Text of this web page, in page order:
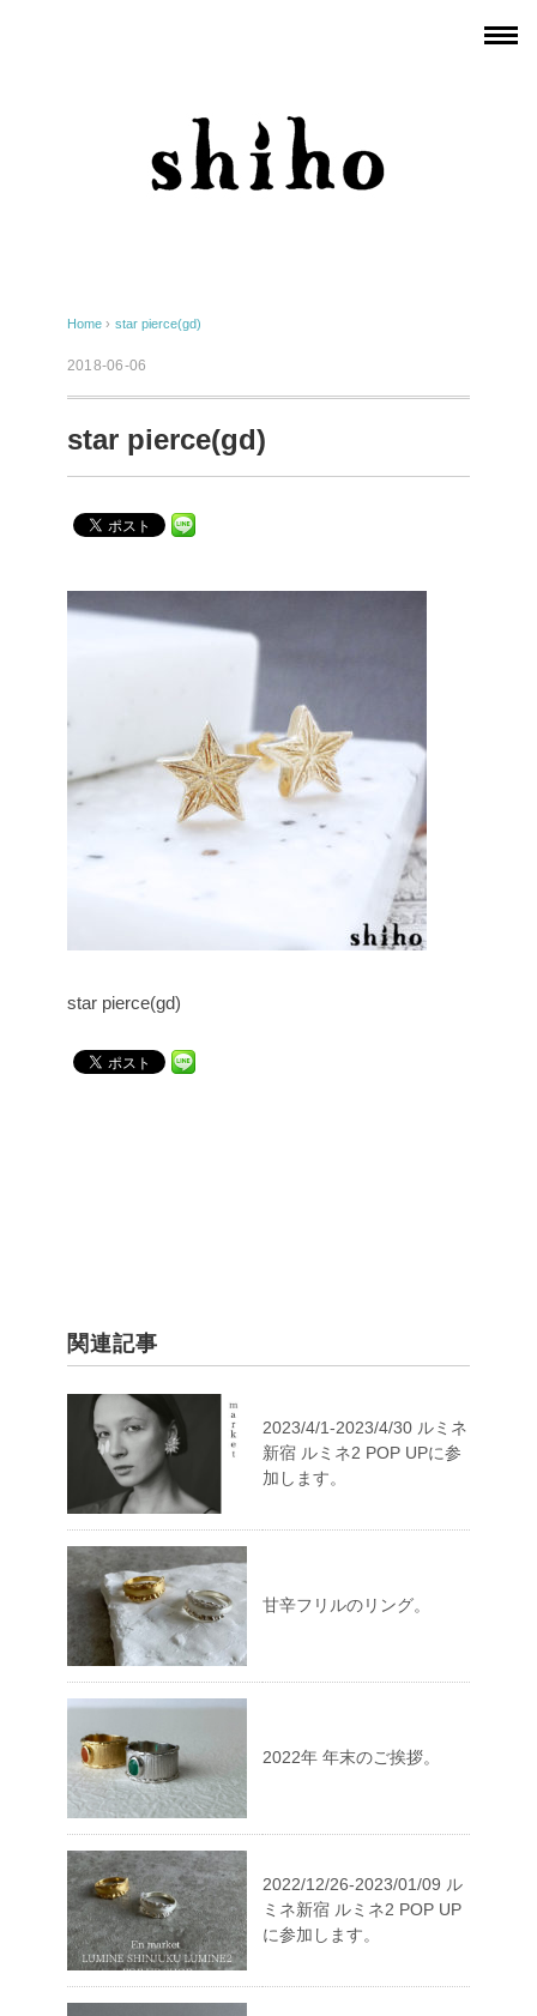
Home › star pierce(gd)
2018-06-06
star pierce(gd)
star pierce(gd)
関連記事
2023/4/1-2023/4/30 ルミネ
新宿 ルミネ2 POP UPに参
加します。
甘辛フリルのリング。
2022年 年末のご挨拶。
2022/12/26-2023/01/09 ル
ミネ新宿 ルミネ2 POP UP
に参加します。